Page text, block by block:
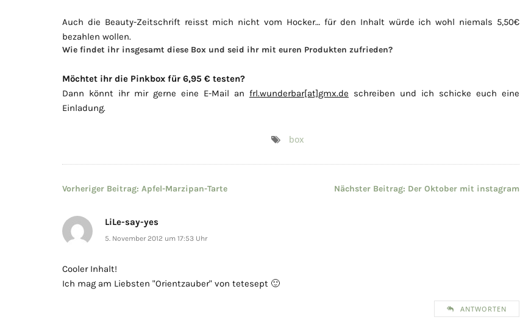
Auch die Beauty-Zeitschrift reisst mich nicht vom Hocker… für den Inhalt würde ich wohl niemals 5,50€
bezahlen wollen.
Wie findet ihr insgesamt diese Box und seid ihr mit euren Produkten zufrieden?
Möchtet ihr die Pinkbox für 6,95 € testen?
Dann könnt ihr mir gerne eine E-Mail an frl.wunderbar[at]gmx.de schreiben und ich schicke euch eine
Einladung.
box
Beitragsnavigation
Vorheriger Beitrag: Apfel-Marzipan-Tarte Nächster Beitrag: Der Oktober mit instagram
LiLe-say-yes
5. November 2012 um 17:53 Uhr
Cooler Inhalt!
Ich mag am Liebsten "Orientzauber" von tetesept 🙂
ANTWORTEN